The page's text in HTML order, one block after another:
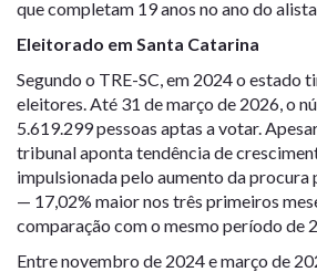
que completam 19 anos no ano do
Eleitorado em Santa Catarina
Segundo o TRE-SC, em 2024 o estado
eleitores. Até 31 de março de 2026, o
5.619.299 pessoas aptas a votar.
tribunal aponta tendência de
impulsionada pelo aumento da
— 17,02% maior nos três primeiros
comparação com o mesmo período de
Entre novembro de 2024 e março de